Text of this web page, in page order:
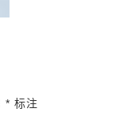
* 标注